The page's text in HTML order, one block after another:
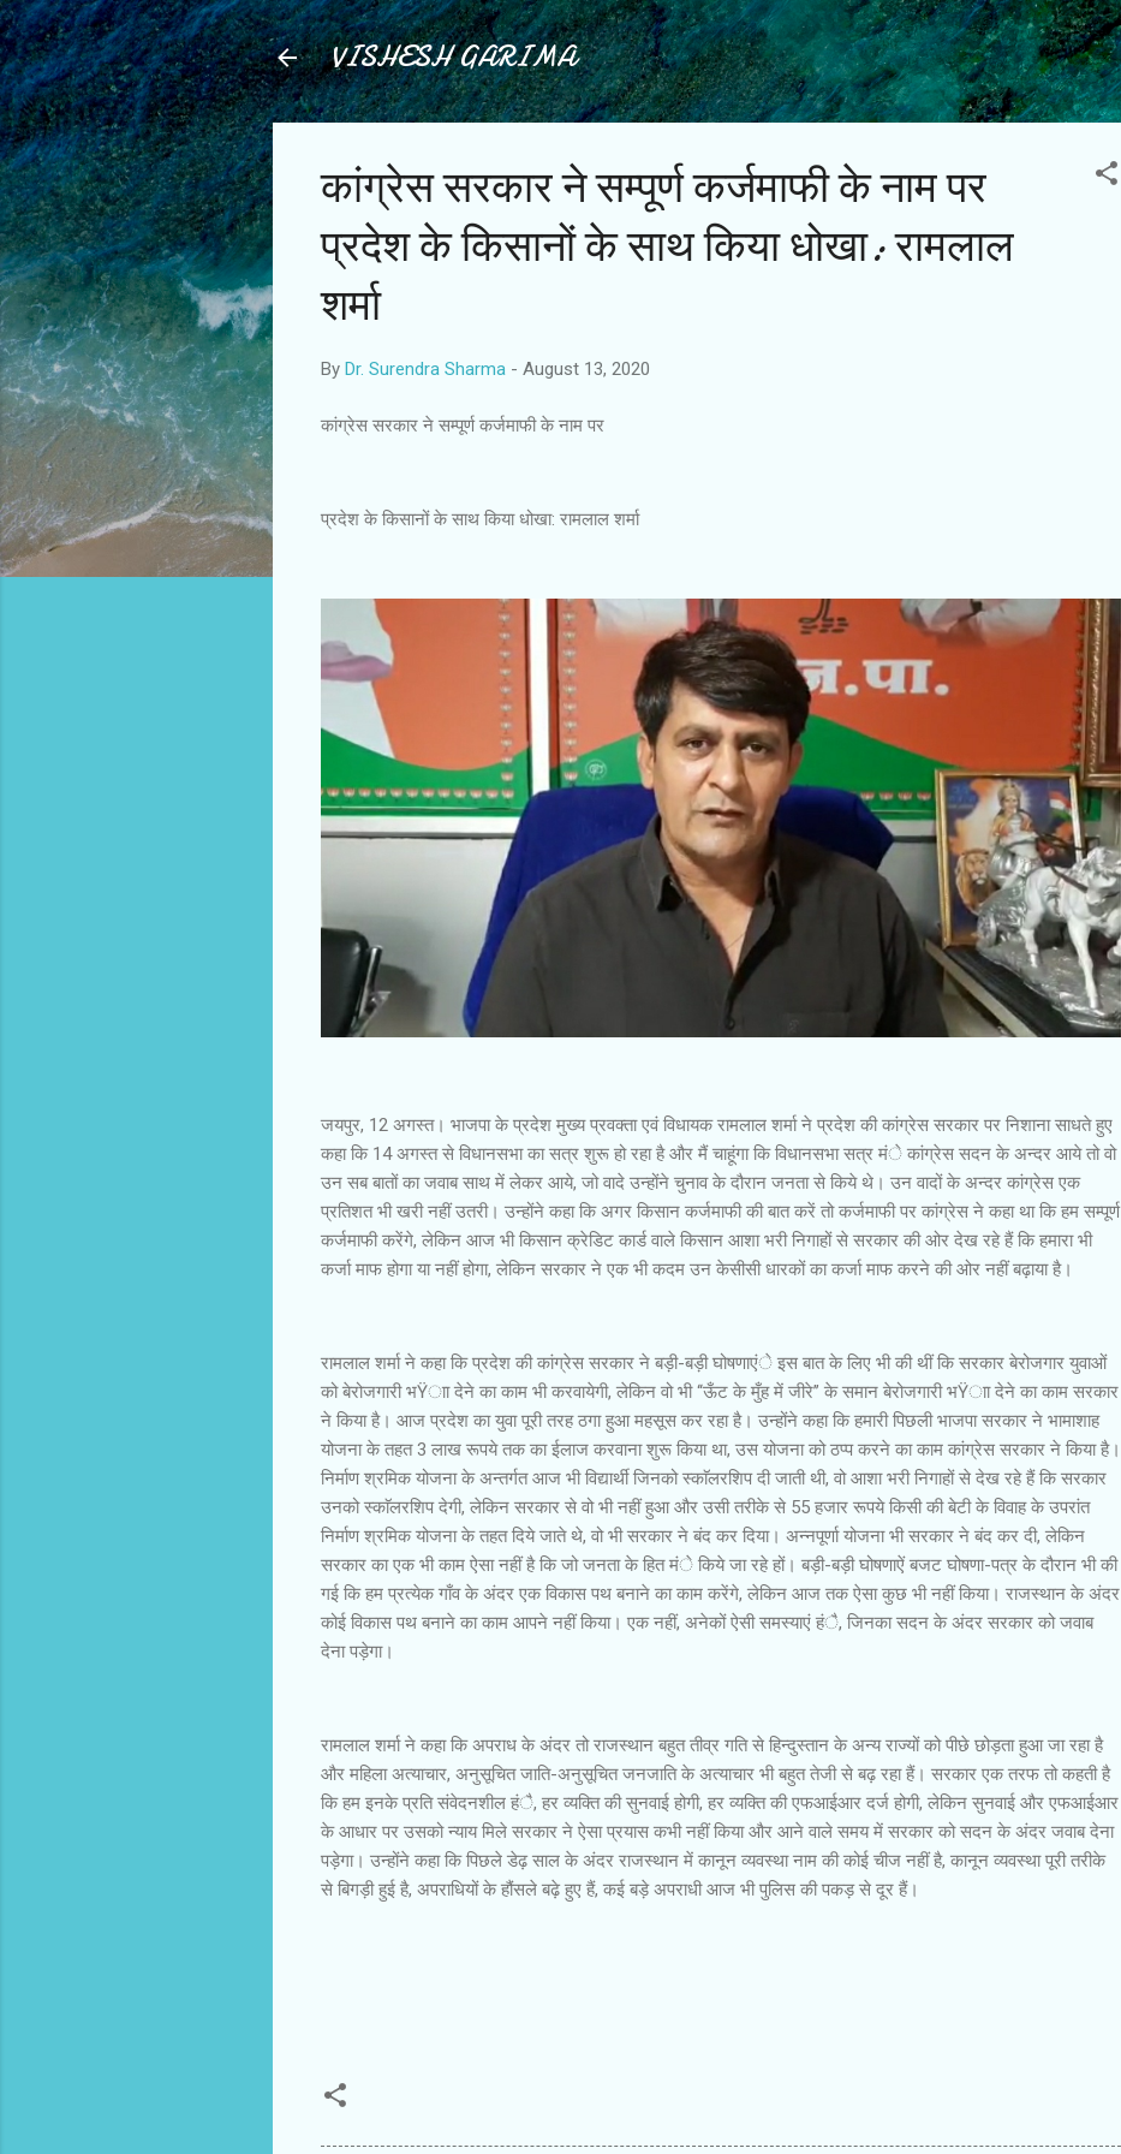
Skip to main content
VISHESH GARIMA
कांग्रेस सरकार ने सम्पूर्ण कर्जमाफी के नाम पर
प्रदेश के किसानों के साथ किया धोखा: रामलाल
शर्मा
By Dr. Surendra Sharma - August 13, 2020
कांग्रेस सरकार ने सम्पूर्ण कर्जमाफी के नाम पर
प्रदेश के किसानों के साथ किया धोखा: रामलाल शर्मा
जयपुर, 12 अगस्त। भाजपा के प्रदेश मुख्य प्रवक्ता एवं विधायक रामलाल शर्मा ने प्रदेश की कांग्रेस सरकार पर निशाना साधते हुए
कहा कि 14 अगस्त से विधानसभा का सत्र शुरू हो रहा है और मैं चाहूंगा कि विधानसभा सत्र मंे कांग्रेस सदन के अन्दर आये तो वो
उन सब बातों का जवाब साथ में लेकर आये, जो वादे उन्होंने चुनाव के दौरान जनता से किये थे। उन वादों के अन्दर कांग्रेस एक
प्रतिशत भी खरी नहीं उतरी। उन्होंने कहा कि अगर किसान कर्जमाफी की बात करें तो कर्जमाफी पर कांग्रेस ने कहा था कि हम सम्पूर्ण
कर्जमाफी करेंगे, लेकिन आज भी किसान क्रेडिट कार्ड वाले किसान आशा भरी निगाहों से सरकार की ओर देख रहे हैं कि हमारा भी
कर्जा माफ होगा या नहीं होगा, लेकिन सरकार ने एक भी कदम उन केसीसी धारकों का कर्जा माफ करने की ओर नहीं बढ़ाया है।
रामलाल शर्मा ने कहा कि प्रदेश की कांग्रेस सरकार ने बड़ी-बड़ी घोषणाएंे इस बात के लिए भी की थीं कि सरकार बेरोजगार युवाओं
को बेरोजगारी भŸाा देने का काम भी करवायेगी, लेकिन वो भी ‘‘ऊँट के मुँह में जीरे’’ के समान बेरोजगारी भŸाा देने का काम सरकार
ने किया है। आज प्रदेश का युवा पूरी तरह ठगा हुआ महसूस कर रहा है। उन्होंने कहा कि हमारी पिछली भाजपा सरकार ने भामाशाह
योजना के तहत 3 लाख रूपये तक का ईलाज करवाना शुरू किया था, उस योजना को ठप्प करने का काम कांग्रेस सरकार ने किया है।
निर्माण श्रमिक योजना के अन्तर्गत आज भी विद्यार्थी जिनको स्काॅलरशिप दी जाती थी, वो आशा भरी निगाहों से देख रहे हैं कि सरकार
उनको स्काॅलरशिप देगी, लेकिन सरकार से वो भी नहीं हुआ और उसी तरीके से 55 हजार रूपये किसी की बेटी के विवाह के उपरांत
निर्माण श्रमिक योजना के तहत दिये जाते थे, वो भी सरकार ने बंद कर दिया। अन्नपूर्णा योजना भी सरकार ने बंद कर दी, लेकिन
सरकार का एक भी काम ऐसा नहीं है कि जो जनता के हित मंे किये जा रहे हों। बड़ी-बड़ी घोषणाऐं बजट घोषणा-पत्र के दौरान भी की
गई कि हम प्रत्येक गाँव के अंदर एक विकास पथ बनाने का काम करेंगे, लेकिन आज तक ऐसा कुछ भी नहीं किया। राजस्थान के अंदर
कोई विकास पथ बनाने का काम आपने नहीं किया। एक नहीं, अनेकों ऐसी समस्याएं हंै, जिनका सदन के अंदर सरकार को जवाब
देना पड़ेगा।
रामलाल शर्मा ने कहा कि अपराध के अंदर तो राजस्थान बहुत तीव्र गति से हिन्दुस्तान के अन्य राज्यों को पीछे छोड़ता हुआ जा रहा है
और महिला अत्याचार, अनुसूचित जाति-अनुसूचित जनजाति के अत्याचार भी बहुत तेजी से बढ़ रहा हैं। सरकार एक तरफ तो कहती है
कि हम इनके प्रति संवेदनशील हंै, हर व्यक्ति की सुनवाई होगी, हर व्यक्ति की एफआईआर दर्ज होगी, लेकिन सुनवाई और एफआईआर
के आधार पर उसको न्याय मिले सरकार ने ऐसा प्रयास कभी नहीं किया और आने वाले समय में सरकार को सदन के अंदर जवाब देना
पड़ेगा। उन्होंने कहा कि पिछले डेढ़ साल के अंदर राजस्थान में कानून व्यवस्था नाम की कोई चीज नहीं है, कानून व्यवस्था पूरी तरीके
से बिगड़ी हुई है, अपराधियों के हौंसले बढ़े हुए हैं, कई बड़े अपराधी आज भी पुलिस की पकड़ से दूर हैं।